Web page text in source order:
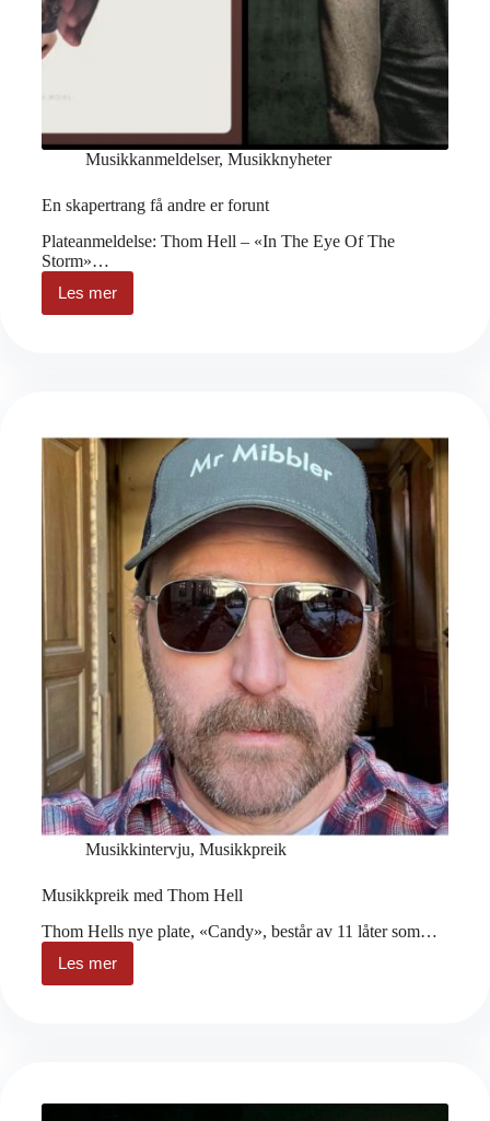
Musikkanmeldelser, Musikknyheter
En skapertrang få andre er forunt
Plateanmeldelse: Thom Hell – «In The Eye Of The
Storm»…
Les mer
En
skapertrang
Musikkintervju, Musikkpreik
Musikkpreik med Thom Hell
Thom Hells nye plate, «Candy», består av 11 låter som…
Les merMusikkpreik
med